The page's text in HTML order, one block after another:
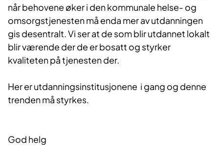
når behovene øker i den kommunale helse- og
omsorgstjenesten må enda mer av utdanningen
gis desentralt. Vi ser at de som blir utdannet lokalt
blir værende der de er bosatt og styrker
kvaliteten på tjenesten der.
Her er utdanningsinstitusjonene i gang og denne
trenden må styrkes.
God helg